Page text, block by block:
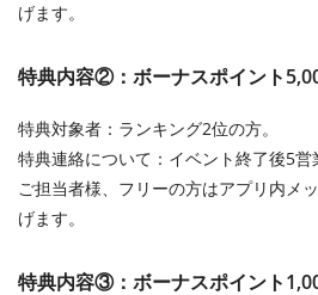
げます。
特典内容②：ボーナスポイント
特典対象者：ランキング2位の方。
特典連絡について：イベント終了後5
ご担当者様、フリーの方はアプリ内メ
げます。
特典内容③：ボーナスポイント